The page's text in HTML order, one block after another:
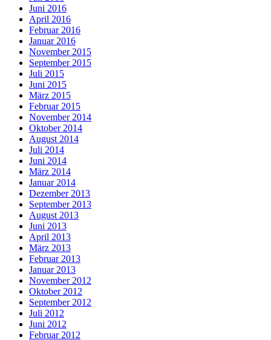
Juni 2016
April 2016
Februar 2016
Januar 2016
November 2015
September 2015
Juli 2015
Juni 2015
März 2015
Februar 2015
November 2014
Oktober 2014
August 2014
Juli 2014
Juni 2014
März 2014
Januar 2014
Dezember 2013
September 2013
August 2013
Juni 2013
April 2013
März 2013
Februar 2013
Januar 2013
November 2012
Oktober 2012
September 2012
Juli 2012
Juni 2012
Februar 2012